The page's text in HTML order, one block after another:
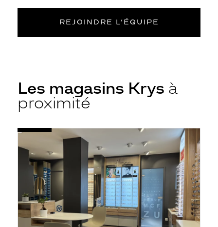
REJOINDRE L’ÉQUIPE
Les magasins Krys à
proximité
Opticien
Houilles
Charles
Gaulle
-
Krys
Voir
fiche